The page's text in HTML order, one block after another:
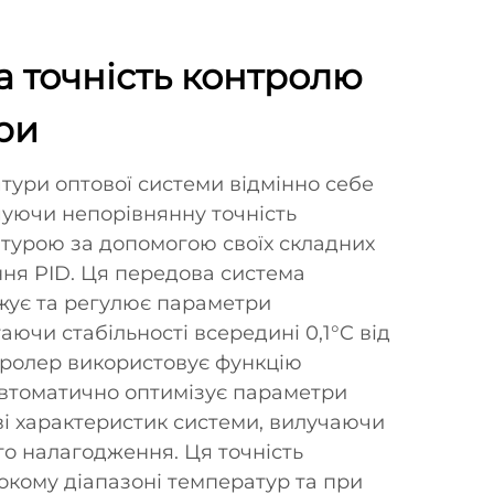
контролю
оптової системи відмінно себе
непорівнянну точність
за допомогою своїх складних
PID. Ця передова система
та регулює параметри
стабільності всередині 0,1°C від
використовує функцію
оптимізує параметри
характеристик системи, вилучаючи
налагодження. Ця точність
діапазоні температур та при